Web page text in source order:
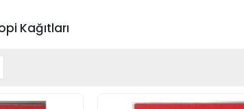
Kağıtları